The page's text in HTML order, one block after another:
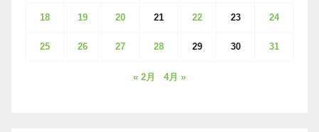
18 19 20 21 22 23 24
25 26 27 28 29 30 31
« 2月 4月 »